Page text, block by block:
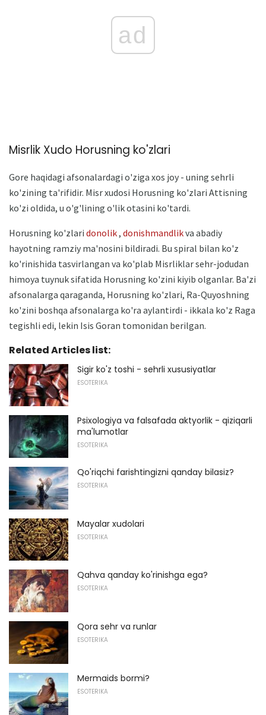
ad
Misrlik Xudo Horusning ko'zlari
Gore haqidagi afsonalardagi o'ziga xos joy - uning sehrli
ko'zining ta'rifidir. Misr xudosi Horusning ko'zlari Attisning
ko'zi oldida, u o'g'lining o'lik otasini ko'tardi.
Horusning ko'zlari donolik, donishmandlikva abadiy
hayotning ramziy ma'nosini bildiradi. Bu spiral bilan ko'z
ko'rinishida tasvirlangan va ko'plab Misrliklar sehr-jodudan
himoya tuynuk sifatida Horusning ko'zini kiyib olganlar. Ba'zi
afsonalarga qaraganda, Horusning ko'zlari, Ra-Quyoshning
ko'zini boshqa afsonalarga ko'ra aylantirdi - ikkala ko'z Raga
tegishli edi, lekin Isis Goran tomonidan berilgan.
Related Articles list:
Sigir ko'z toshi - sehrli xususiyatlar
ESOTERIKA
Psixologiya va falsafada aktyorlik - qiziqarli
ma'lumotlar
ESOTERIKA
Qo'riqchi farishtingizni qanday bilasiz?
ESOTERIKA
Mayalar xudolari
ESOTERIKA
Qahva qanday ko'rinishga ega?
ESOTERIKA
Qora sehr va runlar
ESOTERIKA
Mermaids bormi?
ESOTERIKA